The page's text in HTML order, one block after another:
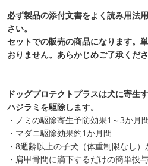
必ず製品の添付文書をよく読み用法
さい。
セットでの販売の商品になります。
おりません。あらかじめご了承くださ
ドッグプロテクトプラスは犬に寄生
ハジラミを駆除します。
・ノミの駆除寄生予防効果1～3か月
・マダニ駆除効果約1か月間
・8週齢以上の子犬（体重制限なし
・肩甲骨間に滴下するだけの簡単投与